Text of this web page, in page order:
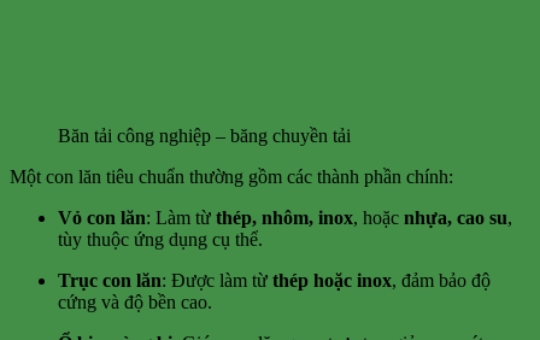
Băn tải công nghiệp – băng chuyền tải
Một con lăn tiêu chuẩn thường gồm các thành phần chính:
Vỏ con lăn: Làm từ thép, nhôm, inox, hoặc nhựa, cao su,
tùy thuộc ứng dụng cụ thể.
Trục con lăn: Được làm từ thép hoặc inox, đảm bảo độ
cứng và độ bền cao.